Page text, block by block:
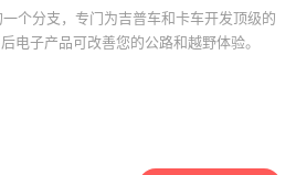
分支，专门为吉普车和卡车开发顶级的
电子产品可改善您的公路和越野体验。